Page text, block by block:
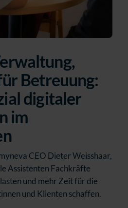
Betreuung:
digitaler
im
CEO Dieter Weisshaar,
Assistenten Fachkräfte
und mehr Zeit für die
und Klienten schaffen.